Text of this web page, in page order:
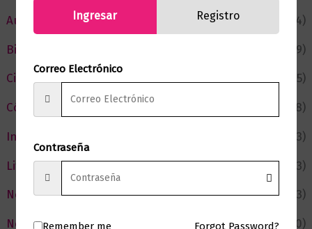
Autor del Mes
(4)
Bienestar
(229)
Ciencia y Conocimiento
(75)
Cómic y Fantasía
(88)
Infantil y Juvenil
(213)
Literatura
(373)
Negocios
(43)
Novedades
(110)
Ingresar Registro
Correo Electrónico
Contraseña
Remember me Forgot Password?